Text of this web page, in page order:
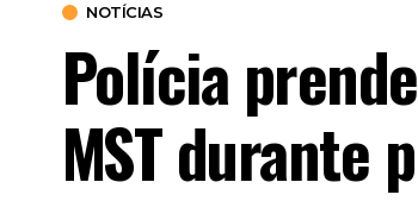
NOTÍCIAS
Polícia
MST durante